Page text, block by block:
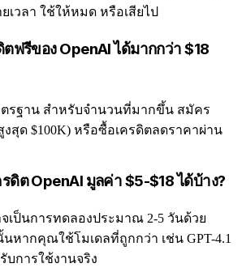
วลา ใช้ให้หมด หรือเสียไป
ฟรีของ OpenAI ได้มากกว่า $18
ตรฐาน สำหรับจำนวนที่มากขึ้น สมัคร
สูงสุด $100K) หรือซื้อเครดิตลดราคาผ่าน
ดิต OpenAI มูลค่า $5-$18 ได้บ้าง?
เป็นการทดลองประมาณ 2-5 วันด้วย
หากคุณใช้โมเดลที่ถูกกว่า เช่น GPT-4.1
บการใช้งานจริง